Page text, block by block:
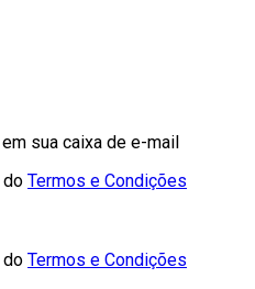
sua caixa de e-mail
do Termos e Condições
do Termos e Condições